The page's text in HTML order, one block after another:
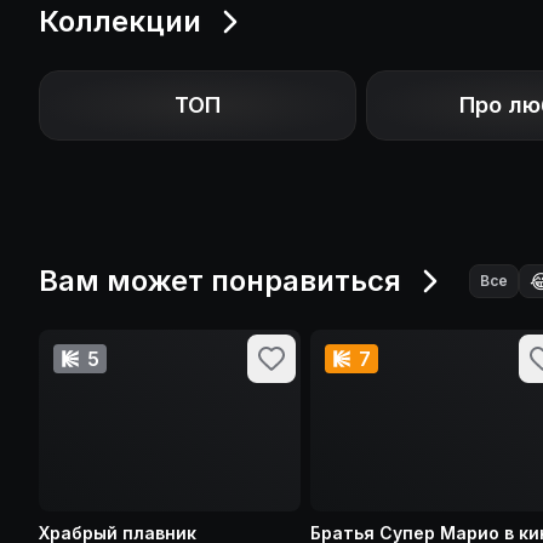
Коллекции
ТОП Про
Вам может понравиться Все
5
Храбрый плавник
7
Братья Супер Марио в